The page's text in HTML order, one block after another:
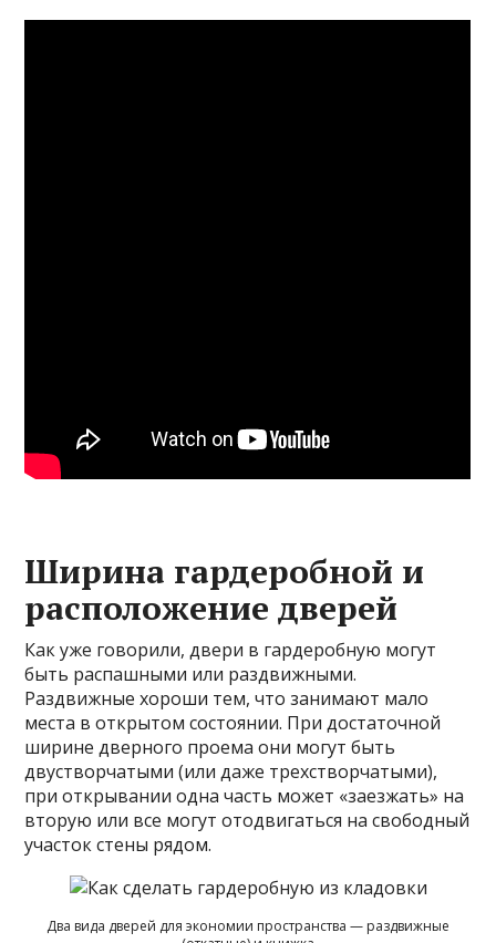
Ширина гардеробной и
расположение дверей
Как уже говорили, двери в гардеробную могут
быть распашными или раздвижными.
Раздвижные хороши тем, что занимают мало
места в открытом состоянии. При достаточной
ширине дверного проема они могут быть
двустворчатыми (или даже трехстворчатыми),
при открывании одна часть может «заезжать» на
вторую или все могут отодвигаться на свободный
участок стены рядом.
Два вида дверей для экономии пространства — раздвижные